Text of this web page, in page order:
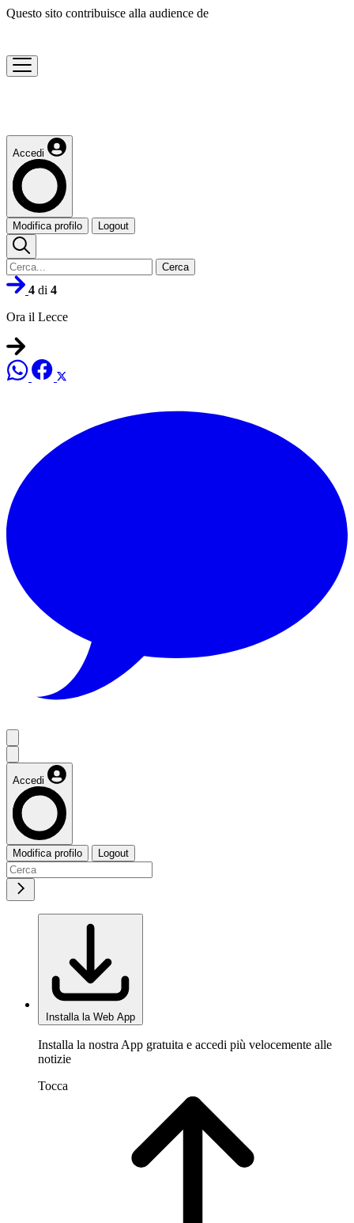
Questo sito contribuisce alla audience de
Accedi
Modifica profilo Logout
Cerca
4 di 4
Ora il Lecce
Accedi
Modifica profilo Logout
Installa la Web App
Installa la nostra App gratuita e accedi più velocemente alle
notizie
Tocca